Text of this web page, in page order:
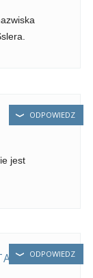
jest
ODPOWIEDZ
ODPOWIEDZ